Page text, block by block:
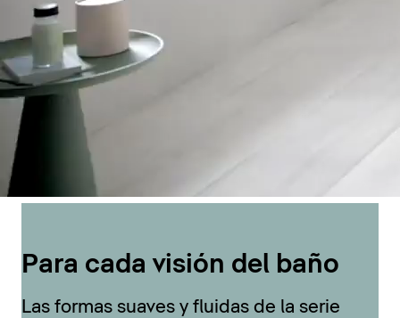
Para cada visión del baño
Las formas suaves y fluidas de la serie